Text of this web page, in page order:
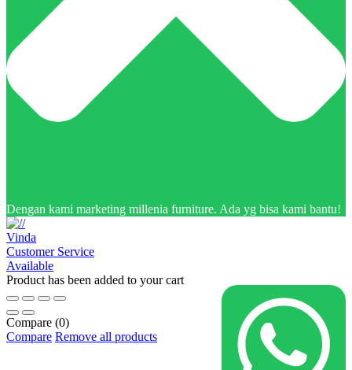
Dengan kami marketing millenia furniture. Ada yg bisa kami bantu!
Vinda
Customer Service
Available
Product has been added to your cart
Compare (0)
Compare Remove all products